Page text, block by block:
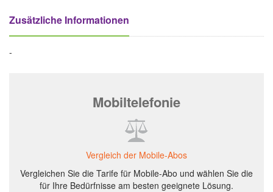
Zusätzliche Informationen
-
Mobiltelefonie
Vergleich der Mobile-Abos
Vergleichen Sie die Tarife für Mobile-Abo und wählen Sie die
für Ihre Bedürfnisse am besten geeignete Lösung.